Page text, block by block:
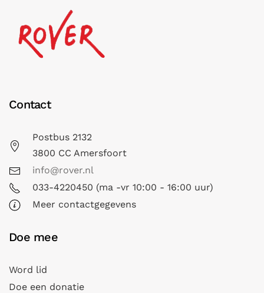
Contact
Postbus 2132
3800 CC Amersfoort
info@rover.nl
033-4220450 (ma -vr 10:00 - 16:00 uur)
Meer contactgegevens
Doe mee
Word lid
Doe een donatie